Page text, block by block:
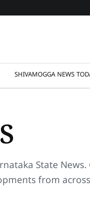
SHIVAMOGGA NEWS
State News.
from